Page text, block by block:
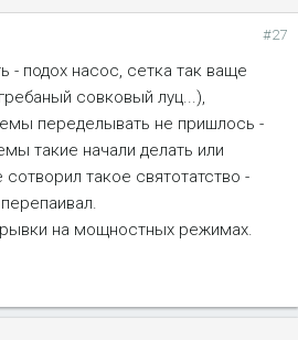
#27
- подох насос, сетка так ваще
совковый луц...),
переделывать не пришлось -
такие начали делать или
такое святотатство -
на мощностных режимах.